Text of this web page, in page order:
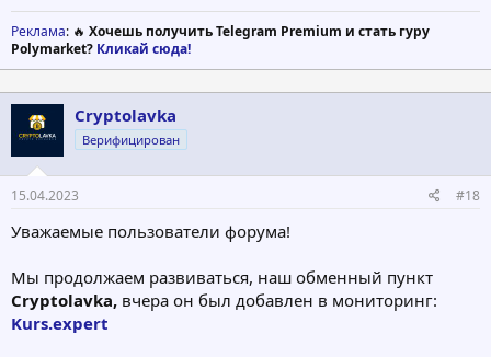
Реклама: 🔥 Хочешь получить Telegram Premium и стать гуру
Polymarket? Кликай сюда!
Cryptolavka
Верифицирован
15.04.2023 #18
Уважаемые пользователи форума!
Мы продолжаем развиваться, наш обменный пункт
Cryptolavka, вчера он был добавлен в мониторинг:
Kurs.expert